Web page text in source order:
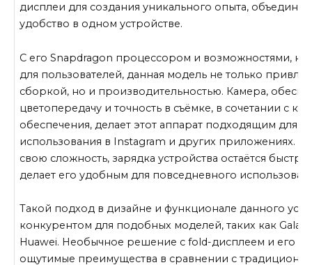
дисплеи для создания уникального опыта,
удобство в одном устройстве.
С его Snapdragon процессором и возможностями,
для пользователей, данная модель не только
сборкой, но и производительностью. Камера,
цветопередачу и точность в съёмке, в сочетании с
обеспечения, делает этот аппарат подходящим для
использования в Instagram и других приложениях.
свою сложность, зарядка устройства остаётся
делает его удобным для повседневного
Такой подход в дизайне и функционале данного
конкурентом для подобных моделей, таких как
Huawei. Необычное решение с fold-дисплеем и его
ощутимые преимущества в сравнении с